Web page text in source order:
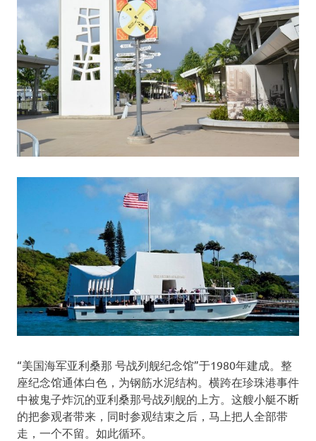
“美国海军亚利桑那 号战列舰纪念馆”于1980年建成。整
座纪念馆通体白色，为钢筋水泥结构。横跨在珍珠港事件
中被鬼子炸沉的亚利桑那号战列舰的上方。这艘小艇不断
的把参观者带来，同时参观结束之后，马上把人全部带
走，一个不留。如此循环。